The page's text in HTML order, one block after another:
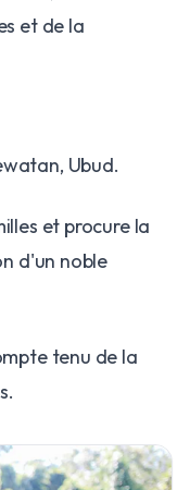
et de la
Ubud.
et procure la
d'un noble
tenu de la